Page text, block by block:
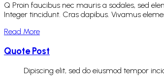
Q Proin faucibus nec mauris a sodales, sed
Integer tincidunt. Cras dapibus. Vivamus
Read More
Quote Post
Dipiscing elit, sed do eiusmod tempor